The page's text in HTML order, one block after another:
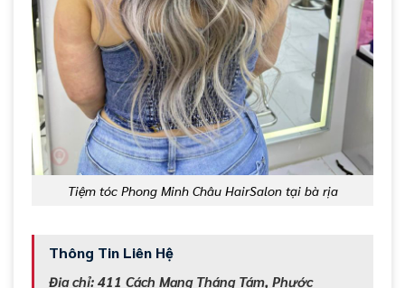
Tiệm tóc Phong Minh Châu HairSalon tại bà rịa
Thông Tin Liên Hệ
Địa chỉ: 411 Cách Mạng Tháng Tám, Phước